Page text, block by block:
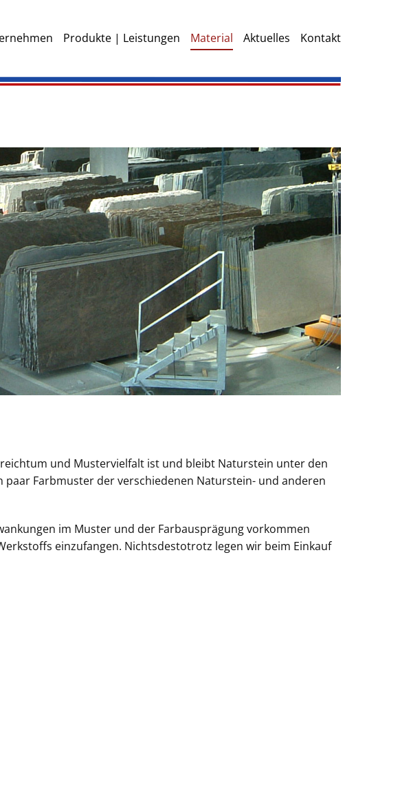
Produkte | Leistungen Material Aktuelles Kontakt
und Mustervielfalt ist und bleibt Naturstein unter den
Farbmuster der verschiedenen Naturstein- und anderen
im Muster und der Farbausprägung vorkommen
einzufangen. Nichtsdestotrotz legen wir beim Einkauf